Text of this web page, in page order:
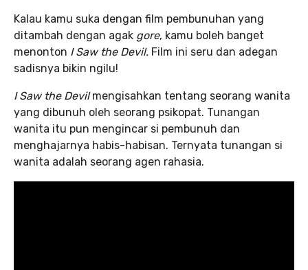
Kalau kamu suka dengan film pembunuhan yang
ditambah dengan agak gore, kamu boleh banget
menonton I Saw the Devil. Film ini seru dan adegan
sadisnya bikin ngilu!
I Saw the Devilmengisahkan tentang seorang wanita
yang dibunuh oleh seorang psikopat. Tunangan
wanita itu pun mengincar si pembunuh dan
menghajarnya habis-habisan. Ternyata tunangan si
wanita adalah seorang agen rahasia.